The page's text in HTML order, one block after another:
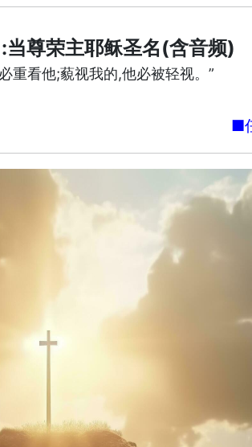
当尊荣主耶稣圣名(含音频)
看他;藐视我的,他必被轻视。”
■